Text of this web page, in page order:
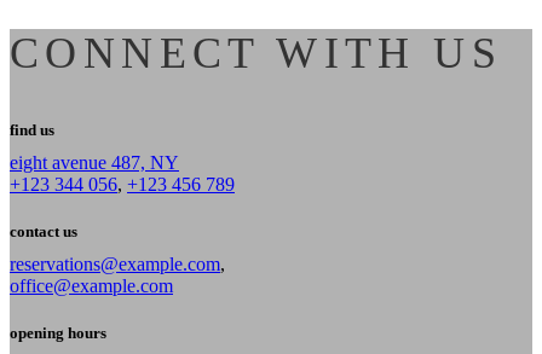
CONNECT WITH US
find us
eight avenue 487, NY
+123 344 056, +123 456 789
contact us
reservations@example.com,
office@example.com
opening hours